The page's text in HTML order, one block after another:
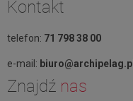
Kontakt
telefon: 71 798 38 00
e-mail: biuro@archipelag.pl
Znajdź nas